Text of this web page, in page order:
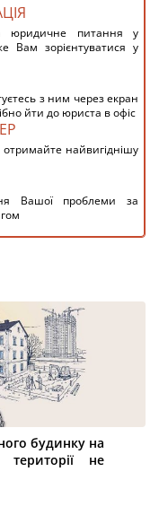
юридичне питання у
Вам зорієнтуватися у
з ним через екран
йти до юриста в офіс
найвигіднішу
Вашої проблеми за
будинку на
території не